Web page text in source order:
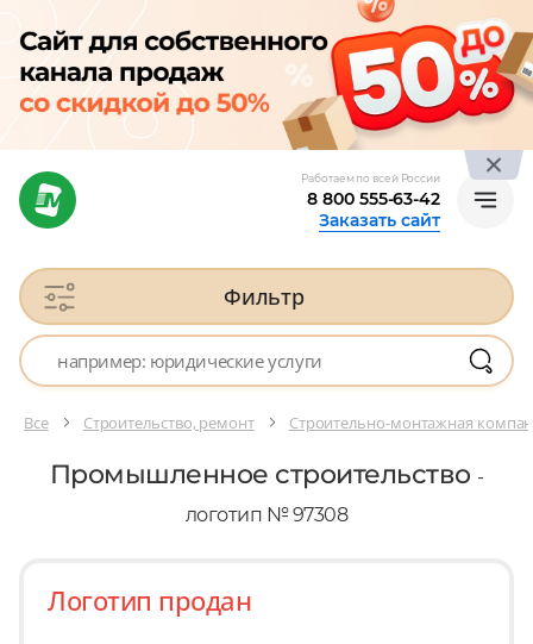
Работаем по всей России
8 800 555-63-42
Заказать сайт
Фильтр
Все Строительство, ремонт Строительно-монтажная
Промышленное строительство -
логотип № 97308
Логотип продан